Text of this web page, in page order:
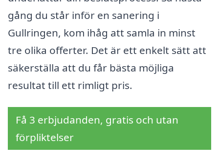
gång du står inför en sanering i
Gullringen, kom ihåg att samla in minst
tre olika offerter. Det är ett enkelt sätt att
säkerställa att du får bästa möjliga
resultat till ett rimligt pris.
Få 3 erbjudanden, gratis och utan
förpliktelser